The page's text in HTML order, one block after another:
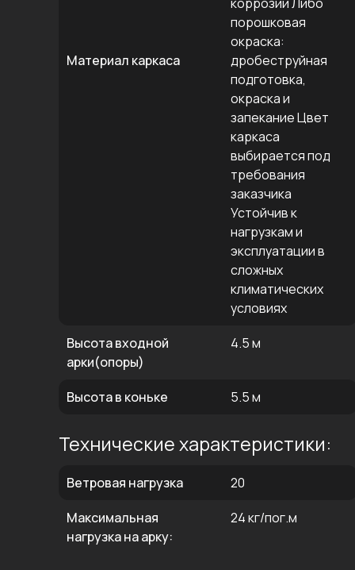
Материал каркаса
порошковая
окраска:
дробеструйная
подготовка,
окраска и
запекание Цвет
каркаса
выбирается под
требования
заказчика
Устойчив к
нагрузкам и
эксплуатации в
сложных
климатических
условиях
Высота входной
арки(опоры)
4.5 м
Высота в коньке 5.5 м
Технические характеристики:
Ветровая нагрузка
20
Максимальная
нагрузка на арку:
24 кг/пог.м